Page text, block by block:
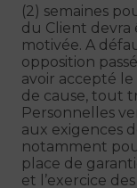
(2) semaines
du Client
motivée. A
opposition
avoir accepté
de cause, tout
Personnelles
aux exigences
notamment
place de
et l’exercice